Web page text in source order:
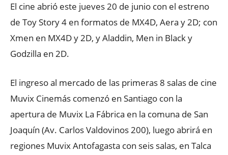
El cine abrió este jueves 20 de junio con el estreno
de Toy Story 4 en formatos de MX4D, Aera y 2D; con
Xmen en MX4D y 2D, y Aladdin, Men in Black y
Godzilla en 2D.
El ingreso al mercado de las primeras 8 salas de cine
Muvix Cinemás comenzó en Santiago con la
apertura de Muvix La Fábrica en la comuna de San
Joaquín (Av. Carlos Valdovinos 200), luego abrirá en
regiones Muvix Antofagasta con seis salas, en Talca